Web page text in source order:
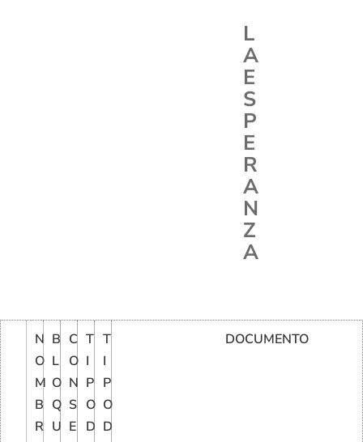
L
A
E
S
P
E
R
A
N
Z
A
N
O
M
B
R
B
L
O
Q
U
C
O
N
S
E
T
I
P
O
D
T
I
P
O
D
DOCUMENTO